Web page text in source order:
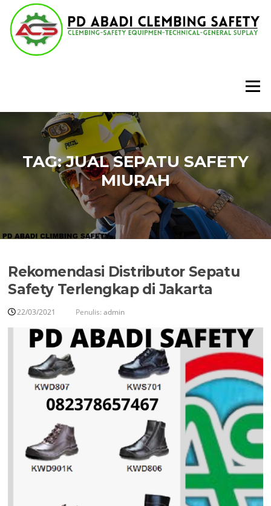
Lompat
konten
Menu
TAG:JUAL SEPATU SAFETY
MIURAH
Rekomendasi Distributor Sepatu
Safety Terlengkap di Jakarta
22/03/2021 Penulis:admin